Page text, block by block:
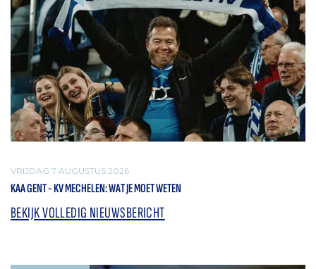
VRIJDAG 7 AUGUSTUS 2026
KAA GENT - KV MECHELEN: WAT JE MOET WETEN
BEKIJK VOLLEDIG NIEUWSBERICHT